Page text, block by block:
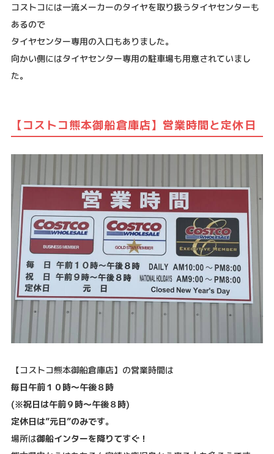
コストコには一流メーカーのタイヤを取り扱うタイヤセンターも
あるので
タイヤセンター専用の入口もありました。
向かい側にはタイヤセンター専用の駐車場も用意されていまし
た。
【コストコ熊本御船倉庫店】営業時間と定休日
【コストコ熊本御船倉庫店】の営業時間は
毎日午前１０時〜午後８時
(※祝日は午前９時〜午後８時)
定休日は”元日”のみです。
場所は御船インターを降りてすぐ！